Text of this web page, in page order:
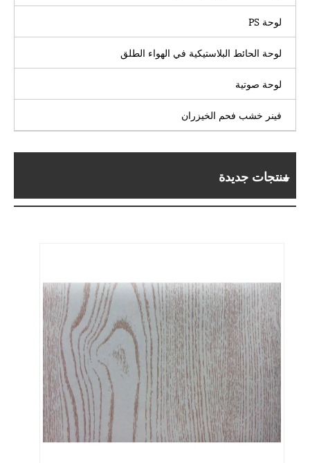
لوحة PS
لوحة الحائط البلاستيكية في الهواء الطلق
لوحة صوتية
فينر خشب فحم الخيزران
منتجات جديدة